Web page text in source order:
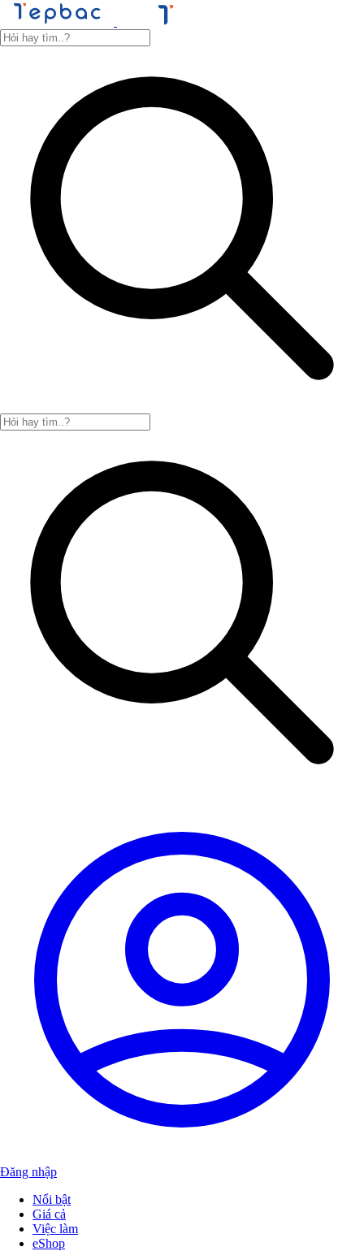
Đăng nhập
Nổi bật
Giá cả
Việc làm
eShop